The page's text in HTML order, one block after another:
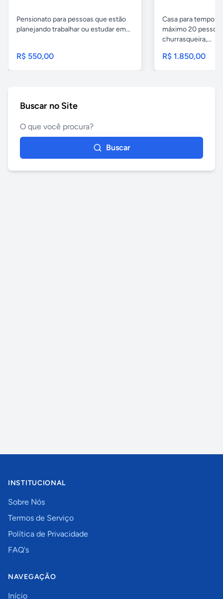
Pensionato para pessoas que estão
planejando trabalhar ou estudar em...
R$ 550,00
Casa para
máximo 20
churrasqueira,...
R$ 1.850,00
Buscar no Site
Buscar
INSTITUCIONAL
Sobre Nós
Termos de Serviço
Política de Privacidade
FAQ's
NAVEGAÇÃO
Início